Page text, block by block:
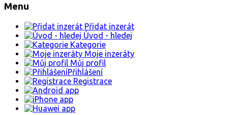
Menu
Přidat inzerát
Úvod - hledej
Kategorie
Moje inzeráty
Můj profil
Přihlášení
Registrace